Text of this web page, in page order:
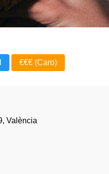
€€€ (Caro)
València